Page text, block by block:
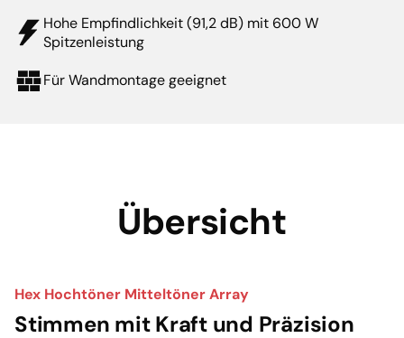
Hohe Empfindlichkeit (91,2 dB) mit 600 W
Spitzenleistung
Für Wandmontage geeignet
Übersicht
Hex Hochtöner Mitteltöner Array
Stimmen mit Kraft und Präzision